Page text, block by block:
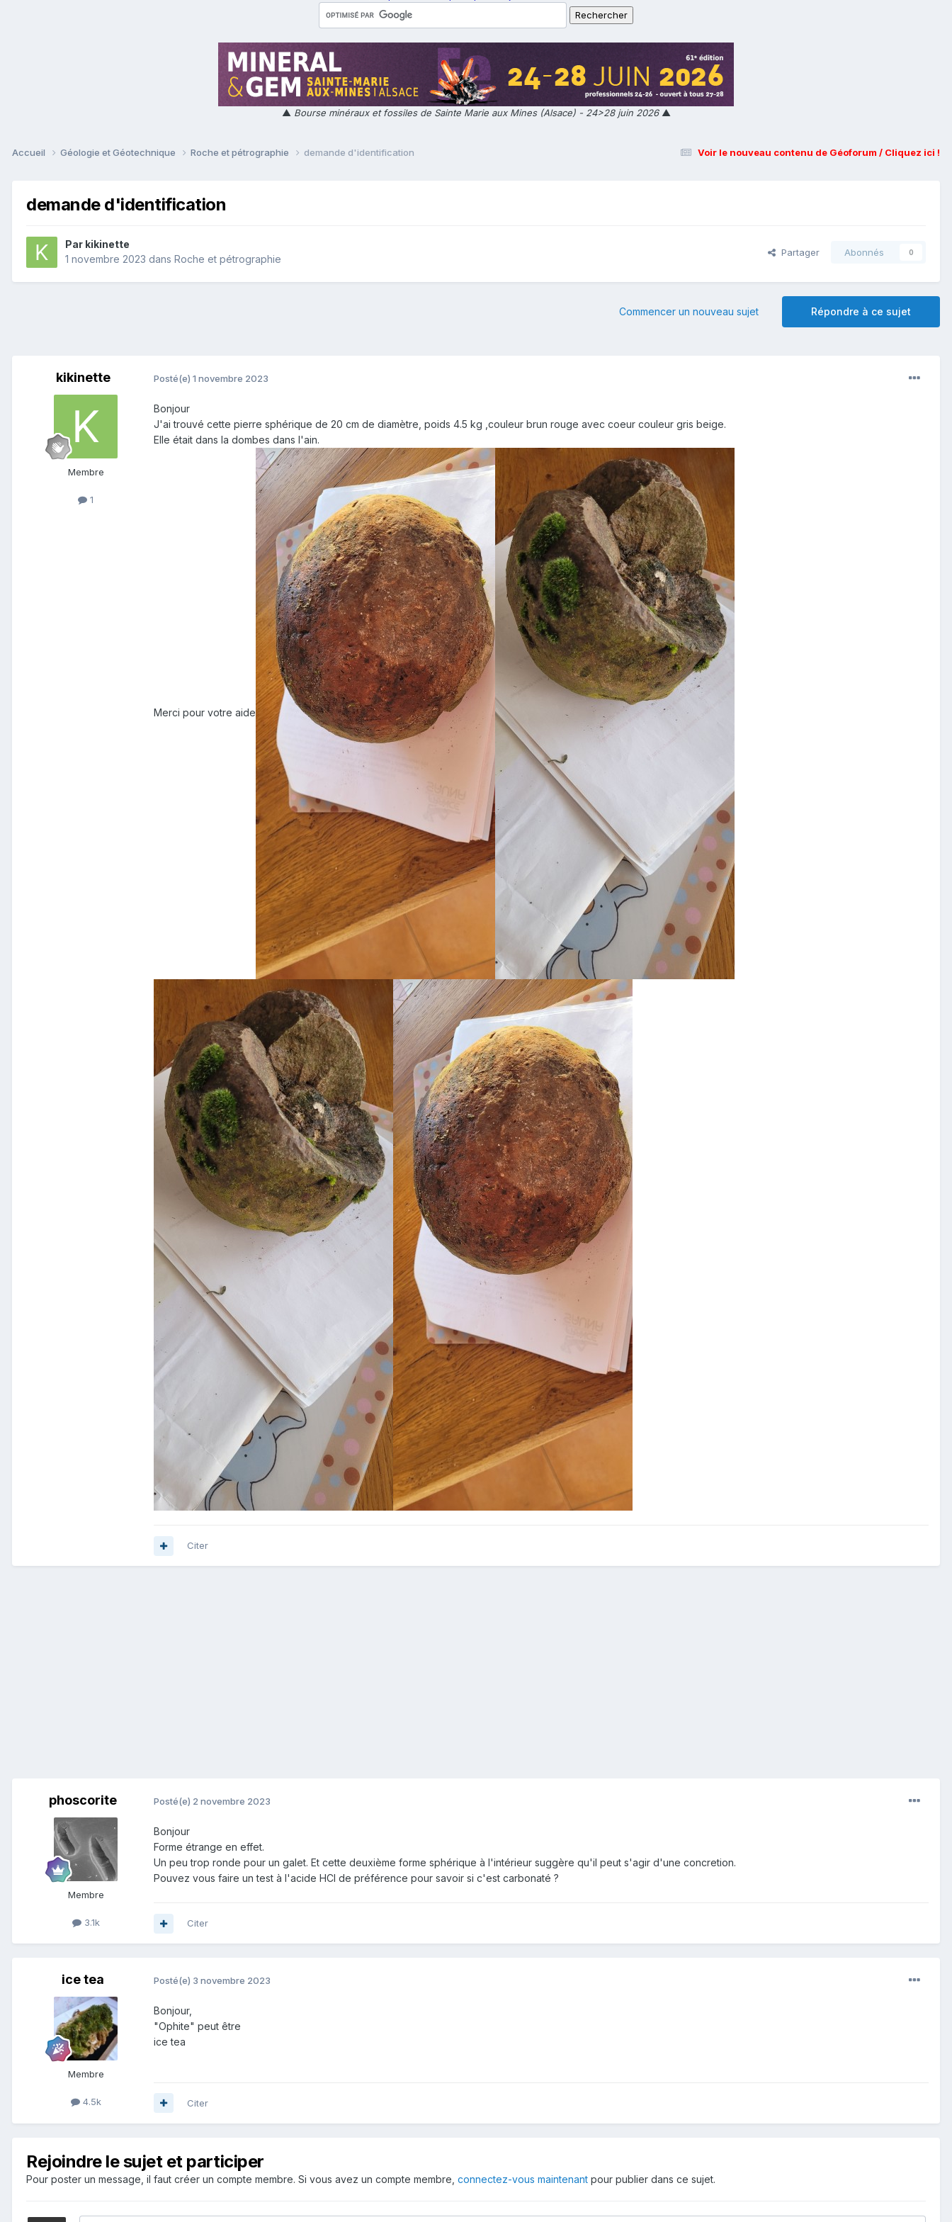
▲ Bourse minéraux et fossiles de Sainte Marie aux Mines (Alsace) - 24>28 juin 2026▲
Voir le nouveau contenu de Géoforum / Cliquez ici !
Accueil Géologie et Géotechnique Roche et pétrographie demande d'identification
demande d'identification
Par kikinette
1 novembre 2023 dans Roche et pétrographie
Partager Abonnés 0
Répondre à ce sujet
Commencer un nouveau sujet
kikinette
Membre
1
Posté(e) 1 novembre 2023
Bonjour
J'ai trouvé cette pierre sphérique de 20 cm de diamètre, poids 4.5 kg ,couleur brun rouge avec coeur couleur gris beige.
Elle était dans la dombes dans l'ain.
Merci pour votre aide
Citer
phoscorite
Membre
3.1k
Posté(e) 2 novembre 2023
Bonjour
Forme étrange en effet.
Un peu trop ronde pour un galet. Et cette deuxième forme sphérique à l'intérieur suggère qu'il peut s'agir d'une concretion.
Pouvez vous faire un test à l'acide HCl de préférence pour savoir si c'est carbonaté ?
Citer
ice tea
Membre
4.5k
Posté(e) 3 novembre 2023
Bonjour,
"Ophite" peut être
ice tea
Citer
Rejoindre le sujet et participer
Pour poster un message, il faut créer un compte membre. Si vous avez un compte membre, connectez-vous maintenant pour publier dans ce sujet.